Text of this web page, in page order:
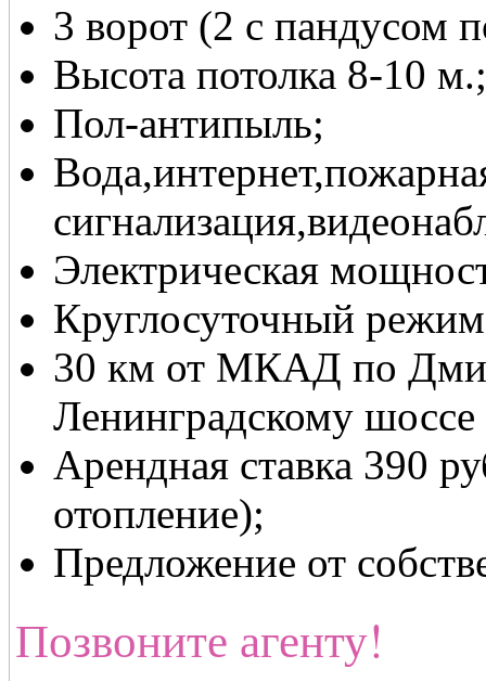
3 ворот (2 с пандусом
Высота потолка 8-10 м.;
Пол-антипыль;
Электрическая
Круглосуточный
30 км от МКАД по
Ленинградскому
Арендная ставка 390
отопление);
Предложение от
Позвоните агенту!